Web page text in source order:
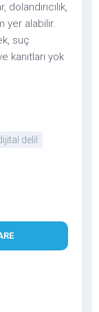
yer alabilir.
suç
kanıtları yok
delil